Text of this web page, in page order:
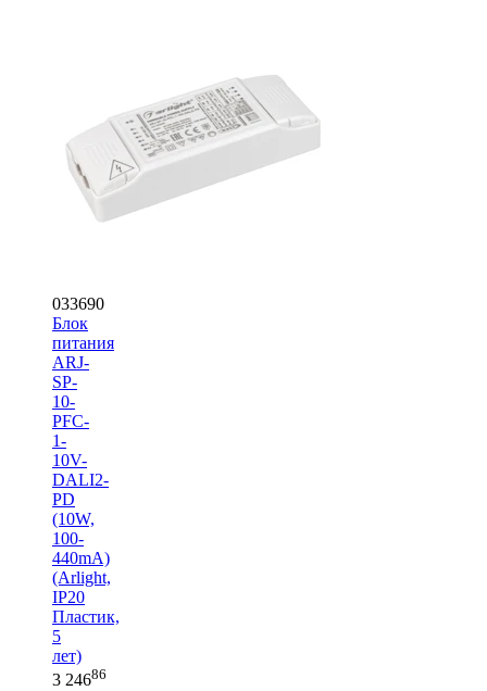
033690
Блок
питания
ARJ-
SP-
10-
PFC-
1-
10V-
DALI2-
PD
(10W,
100-
440mA)
(Arlight,
IP20
Пластик,
5
лет)
3 24686